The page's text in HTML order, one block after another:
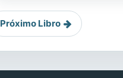
Próximo Libro